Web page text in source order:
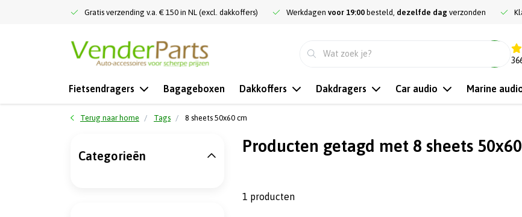
Gratis verzending v.a. € 150 in NL (excl. dakkoffers) Werkdagen voor 19:00 besteld, dezelfde dag verzonden
Fietsendragers Bagageboxen Dakkoffers Dakdragers Car audio Marine
Terug naar home Tags 8 sheets 50x60 cm
Producten getagd met 8 sheets
1 producten
Categorieën